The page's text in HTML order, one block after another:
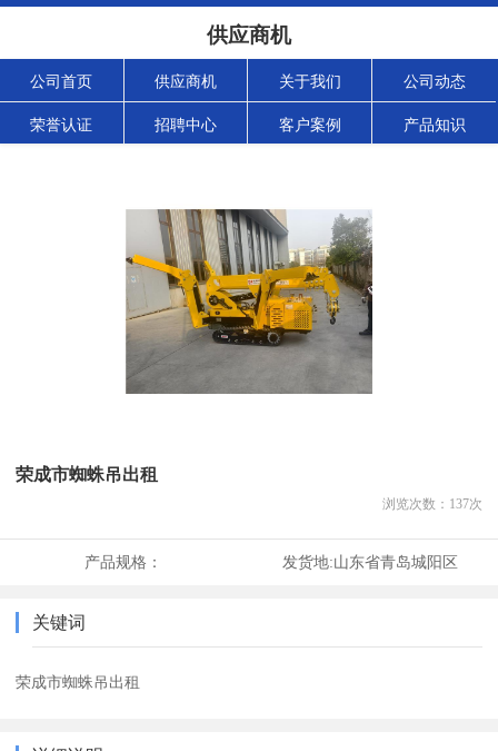
供应商机
公司首页 供应商机 关于我们 公司动态
荣誉认证 招聘中心 客户案例 产品知识
荣成市蜘蛛吊出租
浏览次数： 137次
产品规格： 发货地:山东省青岛城阳区
关键词
荣成市蜘蛛吊出租